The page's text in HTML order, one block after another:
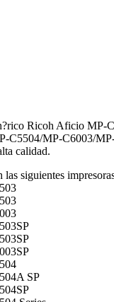
Ricoh Aficio MP-
C5504/MP-C6003/
calidad.
las siguientes
SP